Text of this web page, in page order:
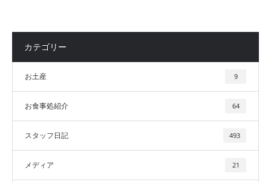
カテゴリー
お土産 9
お食事処紹介 64
スタッフ日記 493
メディア 21